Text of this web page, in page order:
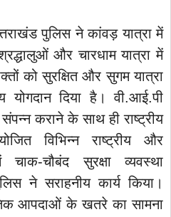
पुलिस ने कांवड़ यात्रा में
और चारधाम यात्रा में
को सुरक्षित और सुगम यात्रा
योगदान दिया है। वी.आई.पी
कराने के साथ ही राष्ट्रीय
विभिन्न राष्ट्रीय और
चाक-चौबंद सुरक्षा व्यवस्था
ने सराहनीय कार्य किया।
आपदाओं के खतरे का सामना